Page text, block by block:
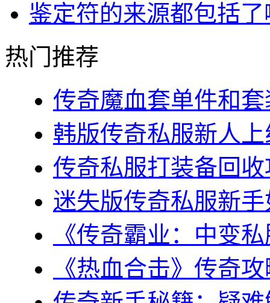
鉴定符的来源都包括
热门推荐
传奇魔血套单件和
韩版传奇私服新人
传奇私服打装备回
迷失版传奇私服新
《传奇霸业：中变
《热血合击》传奇